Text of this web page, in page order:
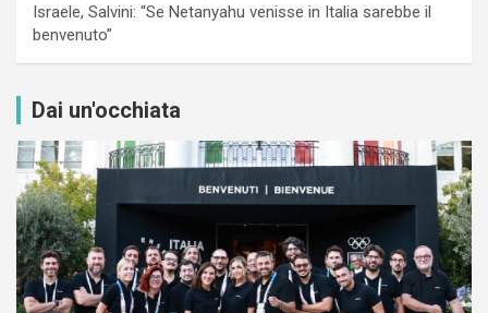
Israele, Salvini: “Se Netanyahu venisse in Italia sarebbe il
benvenuto”
Dai un'occhiata